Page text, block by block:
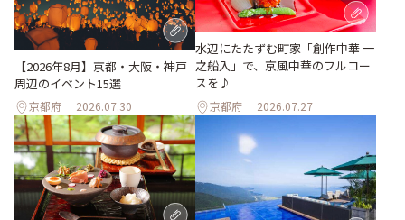
【2026年8月】京都・大阪・神戸
周辺のイベント15選
京都府 2026.07.30
水辺にたたずむ町家「創作中華 一
之船入」で、京風中華のフルコー
スを♪
京都府 2026.07.27